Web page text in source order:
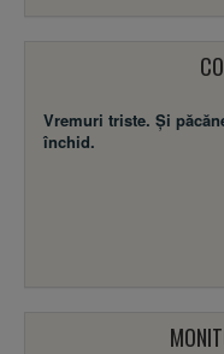
Vremuri triste. Şi
închid.